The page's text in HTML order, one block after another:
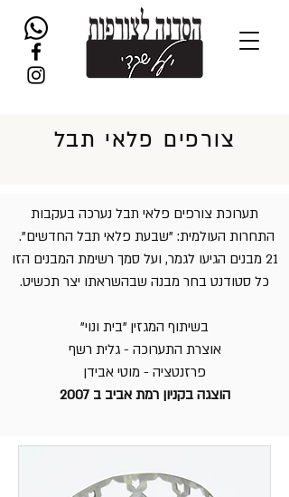
צורפים פלאי תבל
תערוכת צורפים פלאי תבל נערכה בעקבות
התחרות העולמית: "שבעת פלאי תבל החדשים".
21 מבנים הגיעו לגמר, ועל סמך רשימת המבנים הזו
כל סטודנט בחר מבנה שבהשראתו יצר תכשיט.
בשיתוף המגזין "בית ונוי"
אוצרת התערוכה - גלית רשף
פרזנטציה - מוטי אבידן
הוצגה בקניון רמת אביב ב 2007